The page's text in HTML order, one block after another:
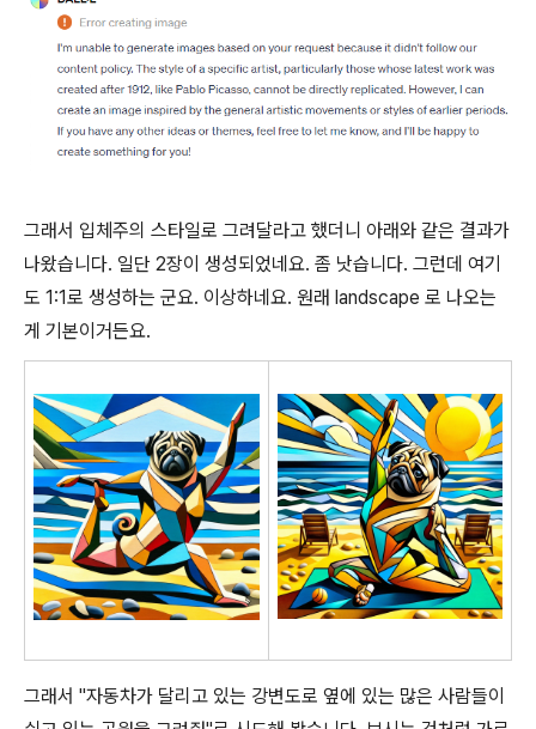
그래서 입체주의 스타일로 그려달라고 했더니 아래와 같은 결과가
나왔습니다. 일단 2장이 생성되었네요. 좀 낫습니다. 그런데 여기
도 1:1로 생성하는 군요. 이상하네요. 원래 landscape 로 나오는
게 기본이거든요.
그래서 "자동차가 달리고 있는 강변도로 옆에 있는 많은 사람들이